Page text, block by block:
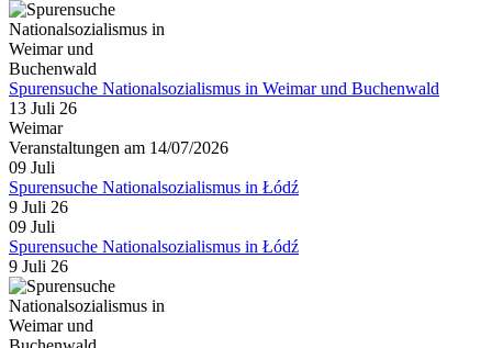
Spurensuche Nationalsozialismus in Weimar und Buchenwald
13 Juli 26
Weimar
Veranstaltungen am 14/07/2026
09 Juli
Spurensuche Nationalsozialismus in Łódź
9 Juli 26
09 Juli
Spurensuche Nationalsozialismus in Łódź
9 Juli 26